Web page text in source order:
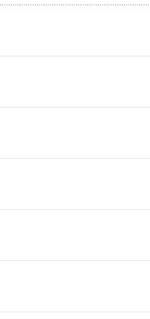
ยกรัฐกับศาสนา
ริษัท